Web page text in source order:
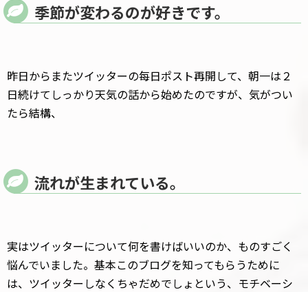
季節が変わるのが好きです。
昨日からまたツイッターの每日ポスト再開して、朝一は２
日続けてしっかり天気の話から始めたのですが、気がつい
たら結構、
流れが生まれている。
実はツイッターについて何を書けばいいのか、ものすごく
悩んでいました。基本このブログを知ってもらうために
は、ツイッターしなくちゃだめでしょという、モチベーシ